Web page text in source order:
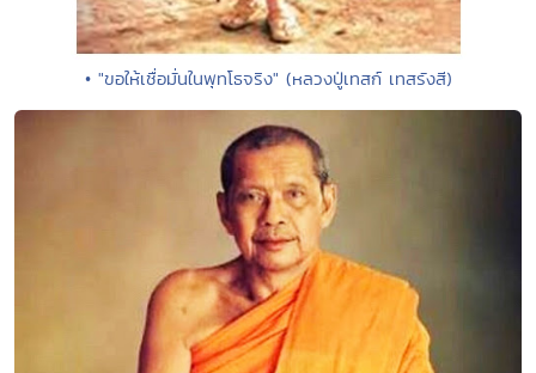
• "ขอให้เชื่อมั่นในพุทโธจริง" (หลวงปู่เทสก์ เทสรังสี)